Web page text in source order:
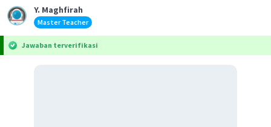
Y. Maghfirah
Master Teacher
Jawaban terverifikasi